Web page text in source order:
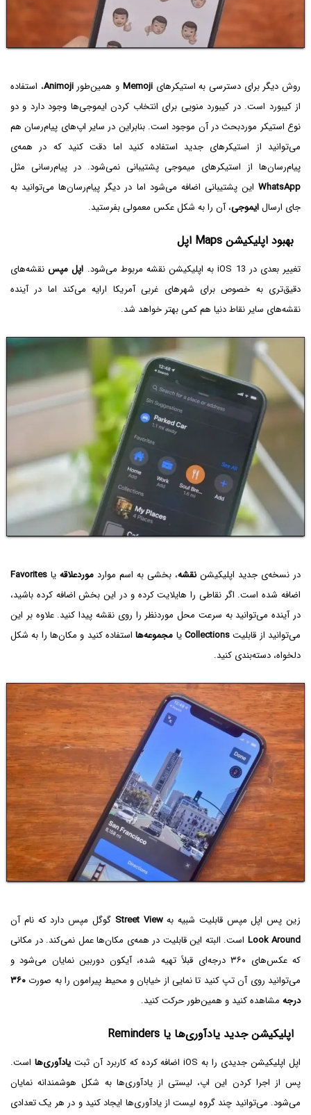
روش دیگر برای دسترسی به استیکرهایMemoji و همین‌طورAnimoji، استفاده
از کیبورد است. در کیبورد منویی برای انتخاب کردن ایموجی‌ها وجود دارد و دو
نوع استیکر موردبحث در آن موجود است. بنابراین در سایر اپ‌های پیام‌رسان هم
می‌توانید از استیکرهای جدید استفاده کنید اما دقت کنید که در همه‌ی
پیام‌رسان‌ها از استیکرهای میموجی پشتیبانی نمی‌شود. در پیام‌رسانی مثل
WhatsApp این پشتیبانی اضافه می‌شود اما در دیگر پیام‌رسا‌ن‌ها می‌توانید به
جای ارسالایموجی، آن را به شکل عکس معمولی بفرستید.
بهبود اپلیکیشن Maps اپل
تغییر بعدی در iOS 13 به اپلیکیشن نقشه مربوط می‌شود. اپل مپسنقشه‌های
دقیق‌تری به خصوص برای شهرهای غربی آمریکا ارایه می‌کند اما در آینده
نقشه‌های سایر نقاط دنیا هم کمی بهتر خواهد شد.
در نسخه‌ی جدید اپلیکیشن نقشه، بخشی به اسم موارد موردعلاقه یا Favorites
اضافه شده است. اگر نقاطی را هایلایت کرده و در این بخش اضافه کرده باشید،
در آینده می‌توانید به سرعت محل موردنظر را روی نقشه پیدا کنید. علاوه بر این
می‌توانید از قابلیتCollectionsیا مجموعه‌هااستفاده کنید و مکان‌ها را به شکل
دلخواه، دسته‌بندی کنید.
زین پس اپل مپس قابلیت شبیه بهStreet View گوگل مپس دارد که نام آن
Look Around است. البته این قابلیت در همه‌ی مکان‌ها عمل نمی‌کند. در مکانی
که عکس‌های ۳۶۰ درجه‌ای قبلاً تهیه شده، آیکون دوربین نمایان می‌شود و
می‌توانید روی آن تپ کنید تا نمایی از خیابان و محیط پیرامون را به صورت ۳۶۰
درجه مشاهده کنید و همین‌طور حرکت کنید.
اپلیکیشن جدید یادآوری‌ها یا Reminders
اپل اپلیکیشن جدیدی را به iOS اضافه کرده که کاربرد آن ثبت یادآوری‌ها است.
پس از اجرا کردن این اپ، لیستی از یادآوری‌ها به شکل هوشمندانه نمایان
می‌شود. می‌توانید چند گروه لیست از یادآوری‌ها ایجاد کنید و در هر یک تعدادی